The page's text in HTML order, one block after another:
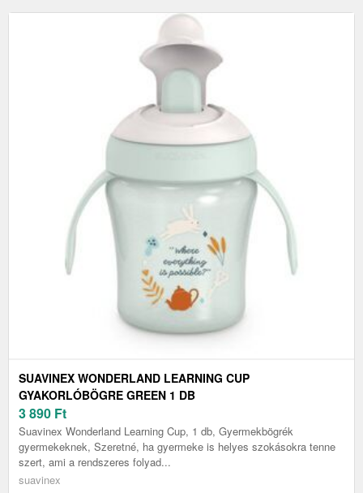
SUAVINEX WONDERLAND LEARNING CUP
GYAKORLÓBÖGRE GREEN 1 DB
3 890 Ft
Suavinex Wonderland Learning Cup, 1 db, Gyermekbögrék
gyermekeknek, Szeretné, ha gyermeke is helyes szokásokra tenne
szert, ami a rendszeres folyad...
suavinex